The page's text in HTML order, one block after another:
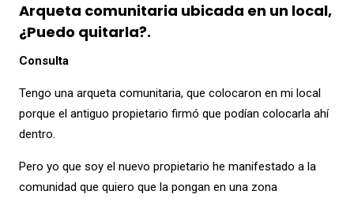
Arqueta comunitaria ubicada en un local,
¿Puedo quitarla?.
Consulta
Tengo una arqueta comunitaria, que colocaron en mi local
porque el antiguo propietario firmó que podían colocarla ahí
dentro.
Pero yo que soy el nuevo propietario he manifestado a la
comunidad que quiero que la pongan en una zona